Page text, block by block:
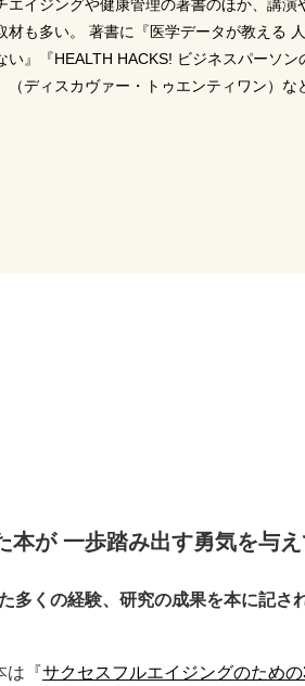
エイジングや健康管理の著書のほか、講演
材も多い。 著書に『医学データが教える
い』『HEALTH HACKS! ビジネスパーソン
ディスカヴァー・トゥエンティワン）な
本が 一歩踏み出す勇気を与
くの経験、研究の成果を本に記さ
は『サクセスフルエイジングのため